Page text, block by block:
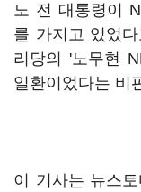
노 전 대통령이
를 가지고 있었
리당의 '노무현
일환이었다는 비
이 기사는 뉴스